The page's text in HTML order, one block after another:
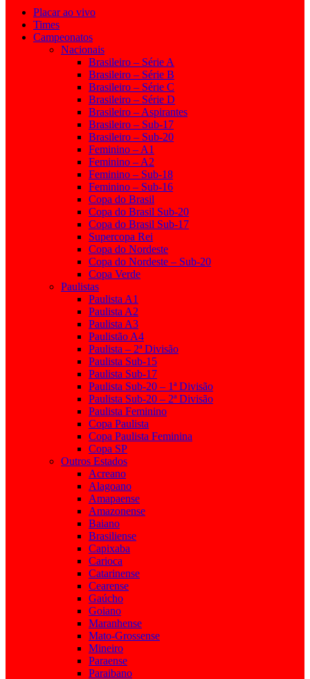
Placar ao vivo
Times
Campeonatos
Nacionais
Brasileiro – Série A
Brasileiro – Série B
Brasileiro – Série C
Brasileiro – Série D
Brasileiro – Aspirantes
Brasileiro – Sub-17
Brasileiro – Sub-20
Feminino – A1
Feminino – A2
Feminino – Sub-18
Feminino – Sub-16
Copa do Brasil
Copa do Brasil Sub-20
Copa do Brasil Sub-17
Supercopa Rei
Copa do Nordeste
Copa do Nordeste – Sub-20
Copa Verde
Paulistas
Paulista A1
Paulista A2
Paulista A3
Paulistão A4
Paulista – 2ª Divisão
Paulista Sub-15
Paulista Sub-17
Paulista Sub-20 – 1ª Divisão
Paulista Sub-20 – 2ª Divisão
Paulista Feminino
Copa Paulista
Copa Paulista Feminina
Copa SP
Outros Estados
Acreano
Alagoano
Amapaense
Amazonense
Baiano
Brasiliense
Capixaba
Carioca
Catarinense
Cearense
Gaúcho
Goiano
Maranhense
Mato-Grossense
Mineiro
Paraense
Paraibano